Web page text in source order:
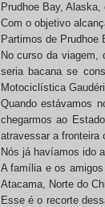
Prudhoe Bay,
Com o objetivo
Partimos de Prudhoe
No curso da viagem,
seria bacana se
Motociclística
Quando estávamos
chegarmos ao
atravessar a fronteira
Nós já havíamos ido
A família e os
Atacama, Norte do
Esse é o recorte